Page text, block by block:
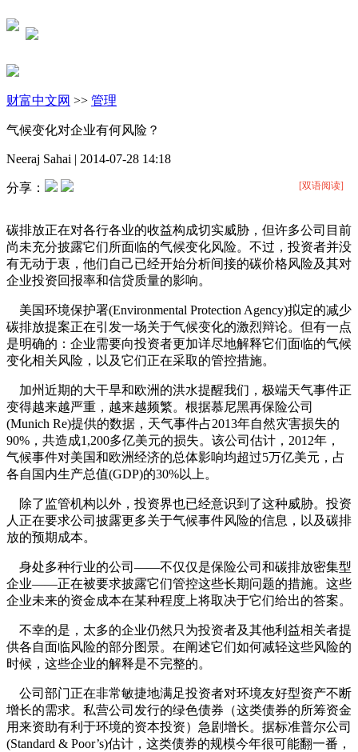
财富中文网 >> 管理
气候变化对企业有何风险？
Neeraj Sahai | 2014-07-28 14:18
分享： [双语阅读]
碳排放正在对各行各业的收益构成切实威胁，但许多公司目前
尚未充分披露它们所面临的气候变化风险。不过，投资者并没
有无动于衷，他们自己已经开始分析间接的碳价格风险及其对
企业投资回报率和信贷质量的影响。
美国环境保护署(Environmental Protection Agency)拟定的减少
碳排放提案正在引发一场关于气候变化的激烈辩论。但有一点
是明确的：企业需要向投资者更加详尽地解释它们面临的气候
变化相关风险，以及它们正在采取的管控措施。
加州近期的大干旱和欧洲的洪水提醒我们，极端天气事件正
变得越来越严重，越来越频繁。根据慕尼黑再保险公司
(Munich Re)提供的数据，天气事件占2013年自然灾害损失的
90%，共造成1,200多亿美元的损失。该公司估计，2012年，
气候事件对美国和欧洲经济的总体影响均超过5万亿美元，占
各自国内生产总值(GDP)的30%以上。
除了监管机构以外，投资界也已经意识到了这种威胁。投资
人正在要求公司披露更多关于气候事件风险的信息，以及碳排
放的预期成本。
身处多种行业的公司——不仅仅是保险公司和碳排放密集型
企业——正在被要求披露它们管控这些长期问题的措施。这些
企业未来的资金成本在某种程度上将取决于它们给出的答案。
不幸的是，太多的企业仍然只为投资者及其他利益相关者提
供各自面临风险的部分图景。在阐述它们如何减轻这些风险的
时候，这些企业的解释是不完整的。
公司部门正在非常敏捷地满足投资者对环境友好型资产不断
增长的需求。私营公司发行的绿色债券（这类债券的所筹资金
用来资助有利于环境的资本投资）急剧增长。据标准普尔公司
(Standard & Poor’s)估计，这类债券的规模今年很可能翻一番，